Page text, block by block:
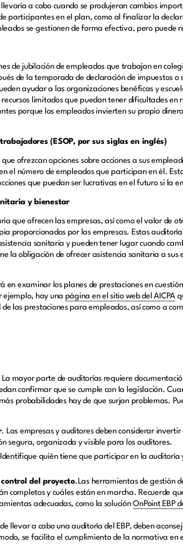
a cabo cuando se produjeran cambios
participantes en el plan, como al finalizar la
se gestionen de forma efectiva, pero puede
de jubilación de empleados que trabajan en
de la temporada de declaración de impuestos o
ayudar a las organizaciones benéficas y
limitados que puedan tener dificultades en
porque los empleados invierten su propio
(ESOP, por sus siglas en inglés)
ofrezcan opciones sobre acciones a sus
el número de empleados que participan en él.
que puedan ser lucrativas en el futuro si la
y bienestar
que ofrecen las empresas, así como el valor de
proporcionados por las empresas. Estas
sanitaria y pueden tener lugar cuando
la obligación de ofrecer asistencia sanitaria a sus
en examinar los planes de prestaciones en
ejemplo, hay una página en el sitio web del AICPA
las prestaciones para empleados, así como a
mayor parte de auditorías requiere
confirmar que se cumple con la legislación.
probabilidades hay de que surjan problemas.
. Las empresas y auditores deben considerar
segura, organizada y visible para los auditores.
Identifique quién tiene que participar en la auditoría
del proyecto. Las herramientas de gestión
completos y cuáles están en marcha. Recuerde
adecuadas, como la soluciónOnPoint EBP
llevar a cabo una auditoría del EBP, deben
se facilita el cumplimiento de la normativa en